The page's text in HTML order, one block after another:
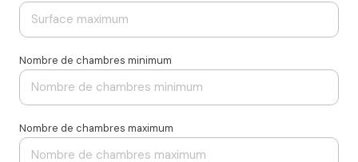
Nombre de chambres minimum
Nombre de chambres maximum